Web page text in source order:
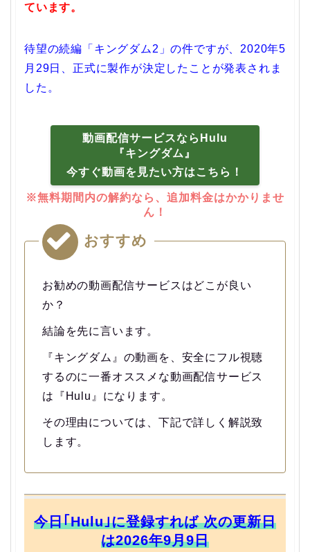
ています。
待望の続編「キングダム2」の件ですが、2020年5
月29日、正式に製作が決定したことが発表されま
した。
動画配信サービスならHulu
『キングダム』
今すぐ動画を見たい方はこちら！
※無料期間内の解約なら、追加料金はかかりませ
ん！
おすすめ
お勧めの動画配信サービスはどこが良い
か？
結論を先に言います。
『キングダム』の動画を、安全にフル視聴
するのに一番オススメな動画配信サービス
は『Hulu』になります。
その理由については、下記で詳しく解説致
します。
今日｢Hulu｣に登録すれば 次の更新日
は2026年9月9日